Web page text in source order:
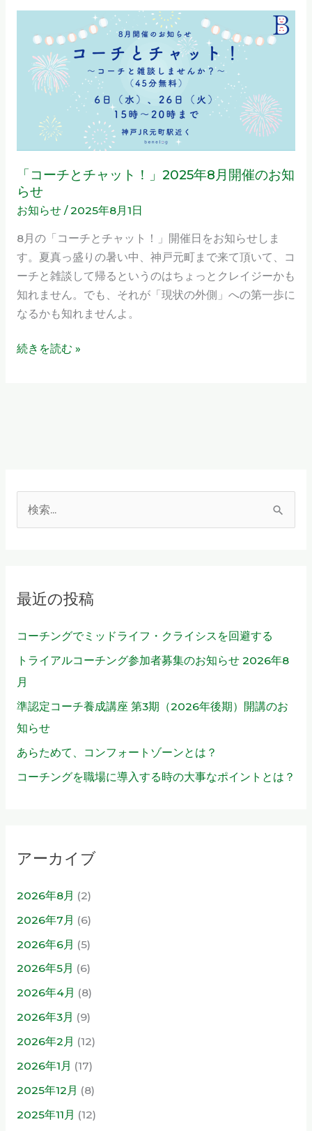
習
「コーチとチャット！」2025年8月開催のお知
らせ
お知らせ/2025年8月1日
8月の「コーチとチャット！」開催日をお知らせしま
す。夏真っ盛りの暑い中、神戸元町まで来て頂いて、コ
ーチと雑談して帰るというのはちょっとクレイジーかも
知れません。でも、それが「現状の外側」への第一歩に
なるかも知れませんよ。
ト！」
2025
年
8
開
催
お
知
続きを読む »
:最近の投稿
コーチングでミッドライフ・クライシスを回避する
トライアルコーチング参加者募集のお知らせ 2026年8
月
準認定コーチ養成講座 第3期（2026年後期）開講のお
知らせ
あらためて、コンフォートゾーンとは？
コーチングを職場に導入する時の大事なポイントとは？
アーカイブ
2026年8月 (2)
2026年7月 (6)
2026年6月 (5)
2026年5月 (6)
2026年4月 (8)
2026年3月 (9)
2026年2月 (12)
2026年1月 (17)
2025年12月 (8)
2025年11月 (12)